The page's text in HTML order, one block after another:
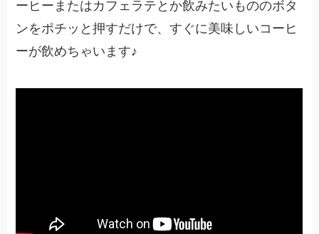
ーヒーまたはカフェラテとか飲みたいもののボタ
ンをポチッと押すだけで、すぐに美味しいコーヒ
ーが飲めちゃいます♪